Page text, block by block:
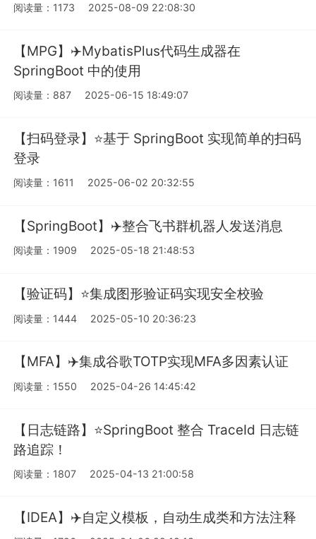
阅读量：1173 2025-08-09 22:08:30
【MPG】✈️MybatisPlus代码生成器在
SpringBoot 中的使用
阅读量：887 2025-06-15 18:49:07
【扫码登录】⭐️基于 SpringBoot 实现简单的扫码
登录
阅读量：1611 2025-06-02 20:32:55
【SpringBoot】✈️整合飞书群机器人发送消息
阅读量：1909 2025-05-18 21:48:53
【验证码】⭐️集成图形验证码实现安全校验
阅读量：1444 2025-05-10 20:36:23
【MFA】✈️集成谷歌TOTP实现MFA多因素认证
阅读量：1550 2025-04-26 14:45:42
【日志链路】⭐️SpringBoot 整合 TraceId 日志链
路追踪！
阅读量：1807 2025-04-13 21:00:58
【IDEA】✈️自定义模板，自动生成类和方法注释